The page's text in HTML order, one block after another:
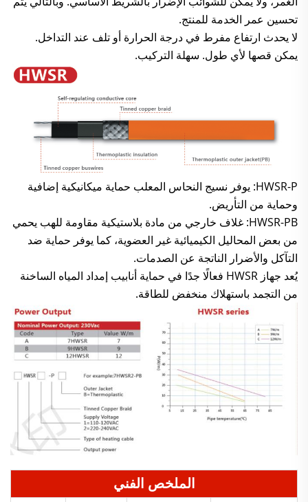
تحسين عمر الخدمة للمنتج.
لا يحدث ارتفاع مفرط في درجة الحرارة أو تلف عند التداخل.
يمكن قصها لأي طول. سهلة التركيب.
HWSR-P: يوفر نسيج النحاس المعلب حماية ميكانيكية إضافية
وحماية من التأريض.
HWSR-PB: غلاف خارجي من مادة بلاستيكية مقاومة للهب يحمي
من بعض المحاليل الكيميائية غير العضوية، كما يوفر حماية ضد
التآكل والأضرار الناتجة عن الصدمات.
يُعد جهاز HWSR فعالًا جدًا في حماية أنابيب إمداد المياه الساخنة
من التجمد باستهلاك منخفض للطاقة.
الملخص الفني